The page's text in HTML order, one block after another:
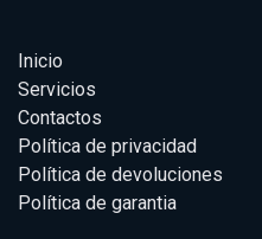
Inicio
Servicios
Contactos
Política de privacidad
Política de devoluciones
Política de garantia